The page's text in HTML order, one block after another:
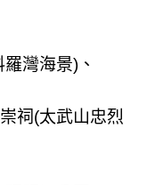
灣海景)、
祠(太武山忠烈